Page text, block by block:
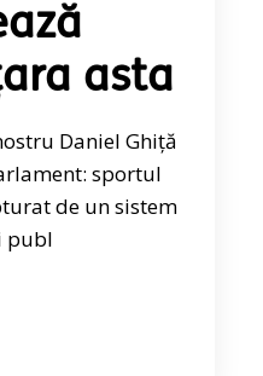
asta
Daniel Ghiță
sportul
de un sistem
publ